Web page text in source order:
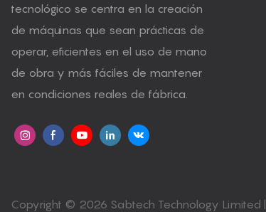
tecnológico se centra en la creación
de máquinas que sean prácticas de
operar, eficientes en el uso de mano
de obra y más fáciles de mantener
en condiciones reales de fábrica.
Copyright © 2026 Sabtech Technology Limited |